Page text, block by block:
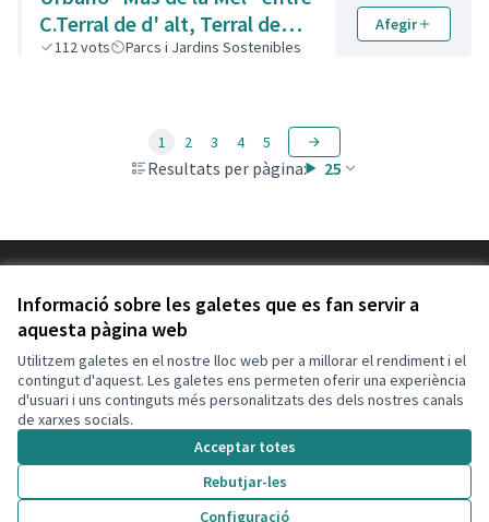
Informació sobre les galetes que es fan servir a
aquesta pàgina web
Utilitzem galetes en el nostre lloc web per a millorar el rendiment i el
contingut d'aquest. Les galetes ens permeten oferir una experiència
d'usuari i uns continguts més personalitzats des dels nostres canals
de xarxes socials.
Acceptar totes
Rebutjar-les
Configuració
C.Terral de d' alt, Terral de
Baix i de l' Est.
112vots Parcs i Jardins Sostenibles
Afegir
Resultats per pàgina: 25
1 2 3 4 5
Configuració de les galetes
Decidim Calafell a X
(Enllaç extern)
Decidim Calafell a Facebook
(Enllaç extern)
Decidim Calafell a YouTube
(Enllaç extern)
Decidim Calafell a GitHub
(Enllaç extern)
(Enllaç extern)programari lliure
(Enllaç extern)
.